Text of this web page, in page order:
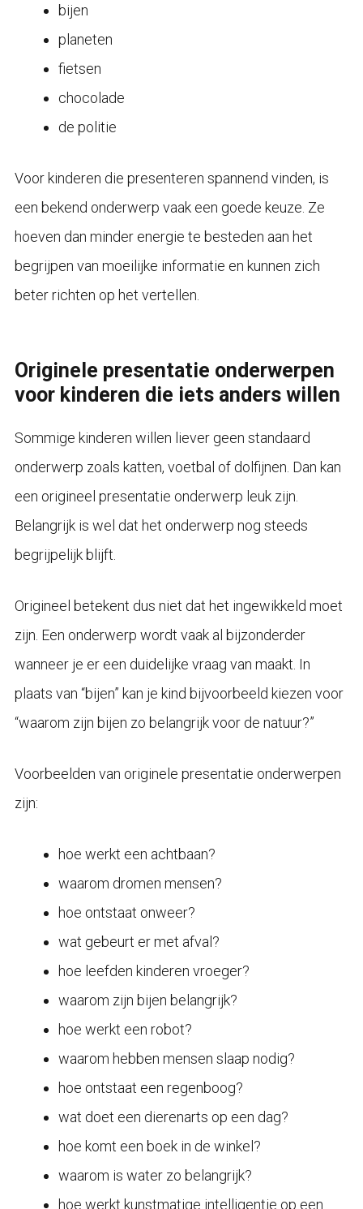
bijen
planeten
fietsen
chocolade
de politie
Voor kinderen die presenteren spannend vinden, is
een bekend onderwerp vaak een goede keuze. Ze
hoeven dan minder energie te besteden aan het
begrijpen van moeilijke informatie en kunnen zich
beter richten op het vertellen.
Originele presentatie onderwerpen
voor kinderen die iets anders willen
Sommige kinderen willen liever geen standaard
onderwerp zoals katten, voetbal of dolfijnen. Dan kan
een origineel presentatie onderwerp leuk zijn.
Belangrijk is wel dat het onderwerp nog steeds
begrijpelijk blijft.
Origineel betekent dus niet dat het ingewikkeld moet
zijn. Een onderwerp wordt vaak al bijzonderder
wanneer je er een duidelijke vraag van maakt. In
plaats van “bijen” kan je kind bijvoorbeeld kiezen voor
“waarom zijn bijen zo belangrijk voor de natuur?”
Voorbeelden van originele presentatie onderwerpen
zijn:
hoe werkt een achtbaan?
waarom dromen mensen?
hoe ontstaat onweer?
wat gebeurt er met afval?
hoe leefden kinderen vroeger?
waarom zijn bijen belangrijk?
hoe werkt een robot?
waarom hebben mensen slaap nodig?
hoe ontstaat een regenboog?
wat doet een dierenarts op een dag?
hoe komt een boek in de winkel?
waarom is water zo belangrijk?
hoe werkt kunstmatige intelligentie op een